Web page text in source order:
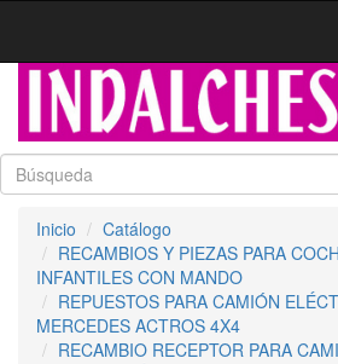
Inicio
Catálogo
RECAMBIOS Y PIEZAS PARA
INFANTILES CON MANDO
REPUESTOS PARA CAMIÓN
MERCEDES ACTROS 4X4
RECAMBIO RECEPTOR PARA